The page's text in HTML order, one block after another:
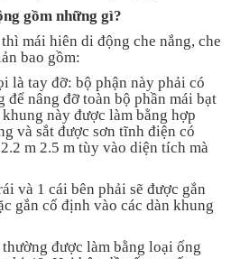
gồm những gì?
mái hiên di động che nắng, che
bao gồm:
là tay đỡ: bộ phận này phải có
nâng đỡ toàn bộ phần mái bạt
này được làm bằng hợp
và sắt được sơn tĩnh điện có
m 2.5 m tùy vào diện tích mà
và 1 cái bên phải sẽ được gắn
gắn cố định vào các dàn khung
được làm bằng loại ống